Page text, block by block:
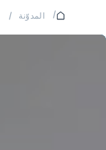
/ المدوّنة /